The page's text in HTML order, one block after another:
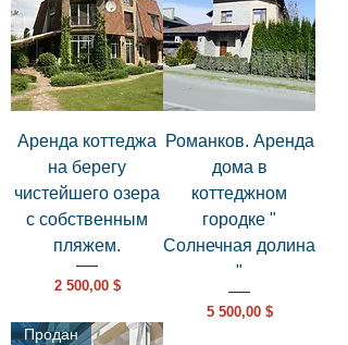
Аренда коттеджа
на берегу
чистейшего озера
с собственным
пляжем.
Цена
2 500,00 $
Романков. Аренда
дома в
коттеджном
городке "
Солнечная долина
"
Цена
5 500,00 $
Продан